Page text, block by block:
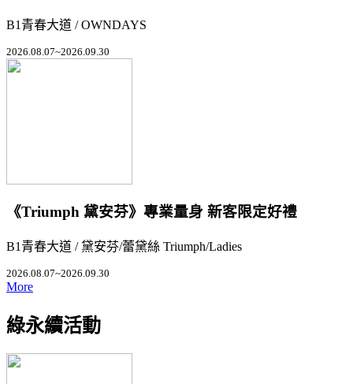
B1青春大道 / OWNDAYS
2026.08.07~2026.09.30
《Triumph 黛安芬》專業量身 新客限定好禮
B1青春大道 / 黛安芬/蕾黛絲 Triumph/Ladies
2026.08.07~2026.09.30
More
綠永續活動